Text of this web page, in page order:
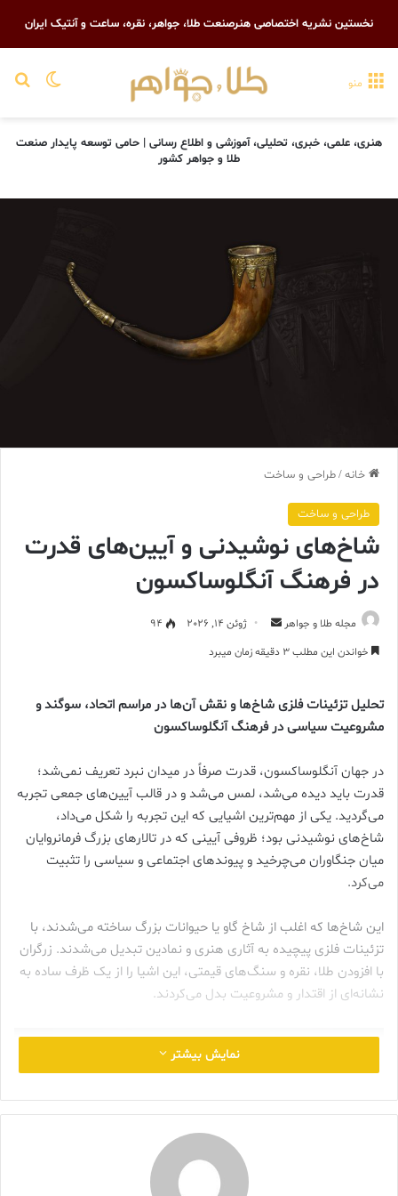
نخستین نشریه اختصاصی هنرصنعت طلا، جواهر، نقره، ساعت و آنتیک ایران
تغییر منو
هنری، علمی، خبری، تحلیلی، آموزشی و اطلاع رسانی | حامی توسعه پایدار صنعت
طلا و جواهر کشور
خانه/طراحی و ساخت
طراحی و ساخت
شاخ‌های نوشیدنی و آیین‌های قدرت
در فرهنگ آنگلوساکسون
مجله طلا و جواهر
ارسال ژوئن 14, 2026
94
خواندن این مطلب 3 دقیقه زمان میبرد
تحلیل تزئینات فلزی شاخ‌ها و نقش آن‌ها در مراسم اتحاد، سوگند و
مشروعیت سیاسی در فرهنگ آنگلوساکسون
در جهان آنگلوساکسون، قدرت صرفاً در میدان نبرد تعریف نمی‌شد؛
قدرت باید دیده می‌شد، لمس می‌شد و در قالب آیین‌های جمعی تجربه
می‌گردید. یکی از مهم‌ترین اشیایی که این تجربه را شکل می‌داد،
شاخ‌های نوشیدنی بود؛ ظروفی آیینی که در تالارهای بزرگ فرمانروایان
میان جنگاوران می‌چرخید و پیوندهای اجتماعی و سیاسی را تثبیت
می‌کرد.
این شاخ‌ها که اغلب از شاخ گاو یا حیوانات بزرگ ساخته می‌شدند، با
تزئینات فلزی پیچیده به آثاری هنری و نمادین تبدیل می‌شدند. زرگران
با افزودن طلا، نقره و سنگ‌های قیمتی، این اشیا را از یک ظرف ساده به
نشانه‌ای از اقتدار و مشروعیت بدل می‌کردند.
نمایش بیشتر